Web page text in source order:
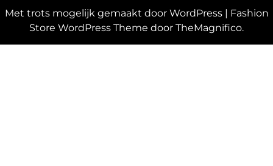
Met trots mogelijk gemaakt door WordPress | Fashion
Store WordPress Theme door TheMagnifico.